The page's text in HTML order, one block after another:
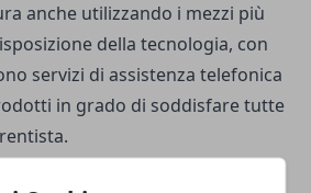
anche utilizzando i mezzi più
della tecnologia, con
servizi di assistenza telefonica
in grado di soddisfare tutte